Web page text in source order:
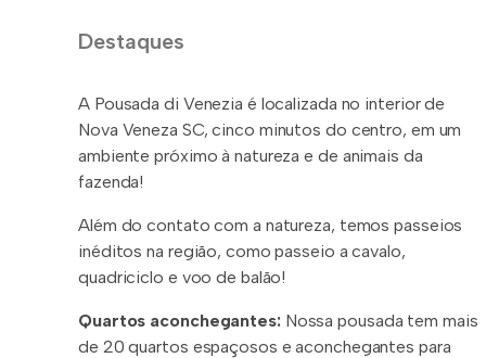
Destaques
A Pousada di Venezia é localizada no interior de
Nova Veneza SC, cinco minutos do centro, em um
ambiente próximo à natureza e de animais da
fazenda!
Além do contato com a natureza, temos passeios
inéditos na região, como passeio a cavalo,
quadriciclo e voo de balão!
Quartos aconchegantes:Nossa pousada tem mais
de 20 quartos espaçosos e aconchegantes para